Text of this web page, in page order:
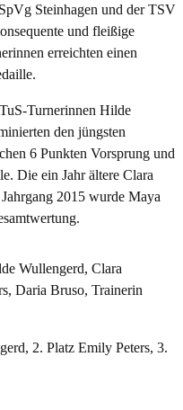
Steinhagen und der TSV
und fleißige
erreichten einen
Turnerinnen Hilde
den jüngsten
6 Punkten Vorsprung und
Die ein Jahr ältere Clara
2015 wurde Maya
Wullengerd, Clara
Daria Bruso, Trainerin
2. Platz Emily Peters, 3.